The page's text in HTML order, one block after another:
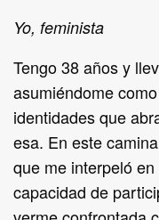
Yo, feminista
Tengo 38 años y
asumiéndome
identidades que
esa. En este
que me interpeló
capacidad de